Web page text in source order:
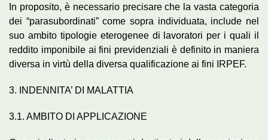
In proposito, è necessario precisare che la vasta categoria
dei “parasubordinati” come sopra individuata, include nel
suo ambito tipologie eterogenee di lavoratori per i quali il
reddito imponibile ai fini previdenziali è definito in maniera
diversa in virtù della diversa qualificazione ai fini IRPEF.
3. INDENNITA’ DI MALATTIA
3.1. AMBITO DI APPLICAZIONE